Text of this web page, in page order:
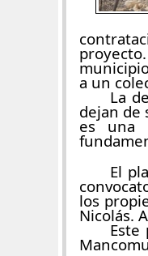
a un
La
dejan de
es una
El
los
Nicolás.
Este